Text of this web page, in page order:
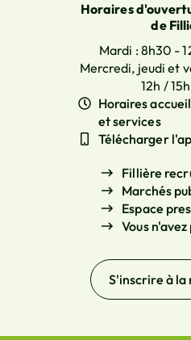
Horaires
de
Mardi : 8h30 -
Mercredi, jeudi et
12h /
Horaires
et services
Télécharger
Fillière
Marchés
Espace
Vous
S'inscrire à la